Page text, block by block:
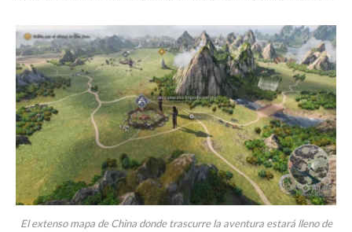
El extenso mapa de China donde trascurre la aventura estará lleno de